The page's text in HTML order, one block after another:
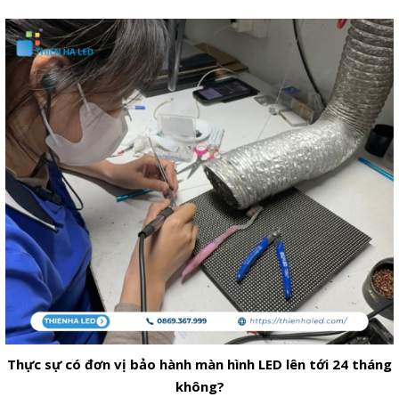
Thực sự có đơn vị bảo hành màn hình LED lên tới 24 tháng
không?